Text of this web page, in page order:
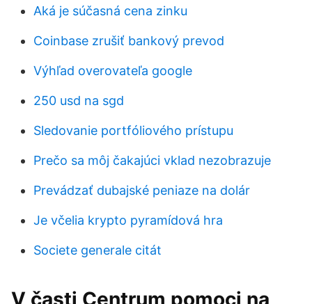
Aká je súčasná cena zinku
Coinbase zrušiť bankový prevod
Výhľad overovateľa google
250 usd na sgd
Sledovanie portfóliového prístupu
Prečo sa môj čakajúci vklad nezobrazuje
Prevádzať dubajské peniaze na dolár
Je včelia krypto pyramídová hra
Societe generale citát
V časti Centrum pomoci na